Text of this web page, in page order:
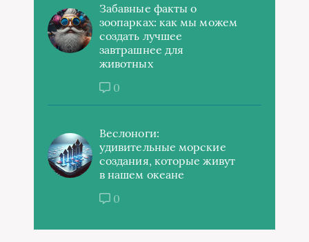
Забавные факты о
зоопарках: как мы можем
создать лучшее
завтрашнее для
животных
0
Веслоноги:
удивительные морские
создания, которые живут
в нашем океане
0